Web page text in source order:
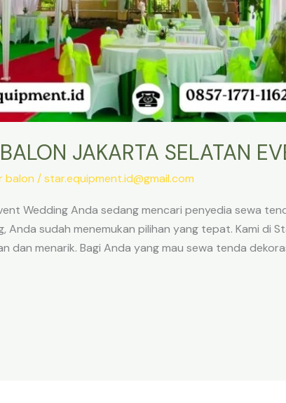
JAKARTA SELATAN
balon /star.equipment.id@gmail.com
Wedding Anda sedang mencari penyedia sewa
Anda sudah menemukan pilihan yang tepat. Kami di
dan menarik. Bagi Anda yang mau sewa tenda